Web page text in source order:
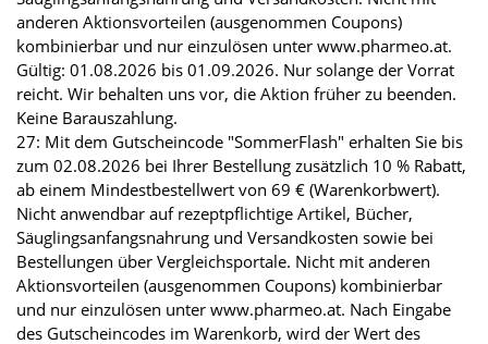
anderen Aktionsvorteilen (ausgenommen Coupons)
kombinierbar und nur einzulösen unter www.pharmeo.at.
Gültig: 01.08.2026 bis 01.09.2026. Nur solange der Vorrat
reicht. Wir behalten uns vor, die Aktion früher zu beenden.
Keine Barauszahlung.
27: Mit dem Gutscheincode "SommerFlash" erhalten Sie bis
zum 02.08.2026 bei Ihrer Bestellung zusätzlich 10 % Rabatt,
ab einem Mindestbestellwert von 69 € (Warenkorbwert).
Nicht anwendbar auf rezeptpflichtige Artikel, Bücher,
Säuglingsanfangsnahrung und Versandkosten sowie bei
Bestellungen über Vergleichsportale. Nicht mit anderen
Aktionsvorteilen (ausgenommen Coupons) kombinierbar
und nur einzulösen unter www.pharmeo.at. Nach Eingabe
des Gutscheincodes im Warenkorb, wird der Wert des